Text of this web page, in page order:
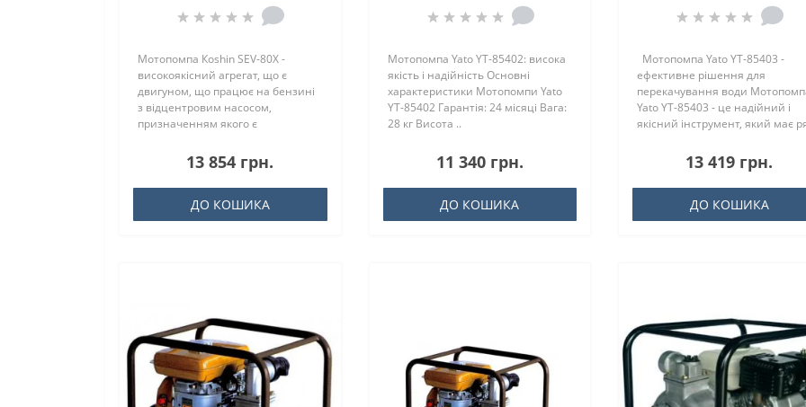
Мотопомпа Кoshin SEV-80X -
високоякісний агрегат, що є
двигуном, що працює на бензині
з відцентровим насосом,
призначенням якого є
13 854 грн.
ДО КОШИКА
Мотопомпа Yato YT-85402: висока
якість і надійність Основні
характеристики Мотопомпи Yato
YT-85402 Гарантія: 24 місяці Вага:
28 кг Висота ..
11 340 грн.
ДО КОШИКА
Мотопомпа Yato YT-85403 -
ефективне рішення для
перекачування води
Yato YT-85403 - це надійний і
якісний інструмент, який має
13 419 грн.
ДО КОШИКА